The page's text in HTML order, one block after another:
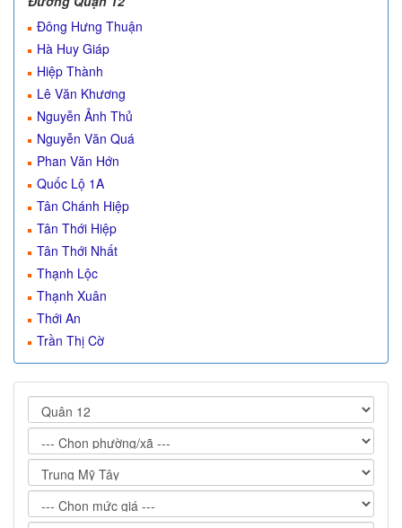
Đông Hưng Thuận
Hà Huy Giáp
Hiệp Thành
Lê Văn Khương
Nguyễn Ảnh Thủ
Nguyễn Văn Quá
Phan Văn Hớn
Quốc Lộ 1A
Tân Chánh Hiệp
Tân Thới Hiệp
Tân Thới Nhất
Thạnh Lộc
Thạnh Xuân
Thới An
Trần Thị Cờ